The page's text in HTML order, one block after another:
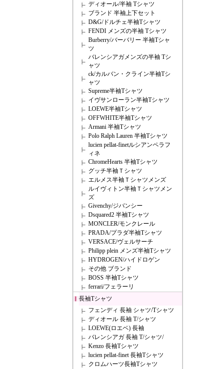
ディオール/半袖 Tシャツ
ブランド 半袖上下セット
D&G/ドルチェ半袖Tシャツ
FENDI メンズの半袖 Tシャツ
Burberry/バーバリー 半袖Tシャ
ツ
バレンシアガメンズの半袖 Tシ
ャツ
ck/カルバン・クライン半袖Tシ
ャツ
Supreme半袖Tシャツ
イヴサンローラン半袖Tシャツ
LOEWE半袖Tシャツ
OFFWHITE半袖Tシャツ
Armani 半袖Tシャツ
Polo Ralph Lauren 半袖Tシャツ
lucien pellat-finetルシアンペラフ
ィネ
ChromeHearts 半袖Tシャツ
グッチ半袖Ｔシャツ
エルメス半袖Ｔシャツメンズ
ルイヴィトン半袖Ｔシャツメン
ズ
Givenchy/ジバンシー
Dsquared2 半袖Tシャツ
MONCLER/モンクレール
PRADA/プラダ半袖Tシャツ
VERSACE/ヴェルサーチ
Philipp plein メンズ半袖Tシャツ
HYDROGEN/ハイドロゲン
その他 ブランド
BOSS 半袖Tシャツ
ferrari/フェラーリ
長袖Tシャツ
フェンディ 長袖 シャツ/Tシャツ
ディオール 長袖 T/シャツ
LOEWE(ロエベ) 長袖
バレンシアガ 長袖 T/シャツ/
Kenzo 長袖Tシャツ
lucien pellat-finet 長袖Tシャツ
クロムハーツ長袖Tシャツ